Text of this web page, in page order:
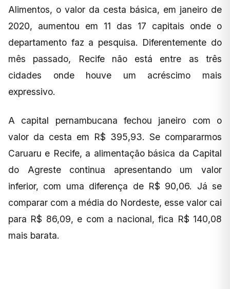
Alimentos, o valor da cesta básica, em janeiro de
2020, aumentou em 11 das 17 capitais onde o
departamento faz a pesquisa. Diferentemente do
mês passado, Recife não está entre as três
cidades onde houve um acréscimo mais
expressivo.
A capital pernambucana fechou janeiro com o
valor da cesta em R$ 395,93. Se compararmos
Caruaru e Recife, a alimentação básica da Capital
do Agreste continua apresentando um valor
inferior, com uma diferença de R$ 90,06. Já se
comparar com a média do Nordeste, esse valor cai
para R$ 86,09, e com a nacional, fica R$ 140,08
mais barata.